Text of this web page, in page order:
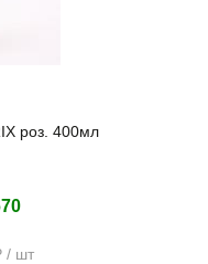
роз. 400мл
/ шт